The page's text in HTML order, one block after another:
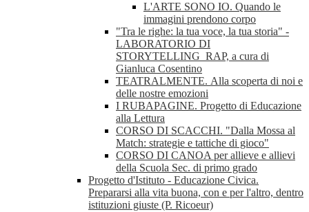
L'ARTE SONO IO. Quando le
immagini prendono corpo
"Tra le righe: la tua voce, la tua storia" -
LABORATORIO DI
STORYTELLING_RAP, a cura di
Gianluca Cosentino
TEATRALMENTE. Alla scoperta di noi e
delle nostre emozioni
I RUBAPAGINE. Progetto di Educazione
alla Lettura
CORSO DI SCACCHI. "Dalla Mossa al
Match: strategie e tattiche di gioco"
CORSO DI CANOA per allieve e allievi
della Scuola Sec. di primo grado
Progetto d'Istituto - Educazione Civica.
Prepararsi alla vita buona, con e per l'altro, dentro
istituzioni giuste (P. Ricoeur)